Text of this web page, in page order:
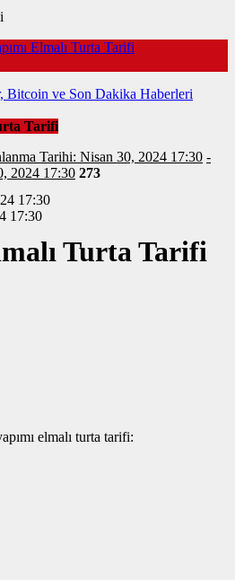
Elmalı Turta Tarifi
Bitcoin ve Son Dakika Haberleri
Tarifi
Tarihi: Nisan 30, 2024 17:30 -
2024 17:30 273
17:30
17:30
Turta Tarifi
elmalı turta tarifi: